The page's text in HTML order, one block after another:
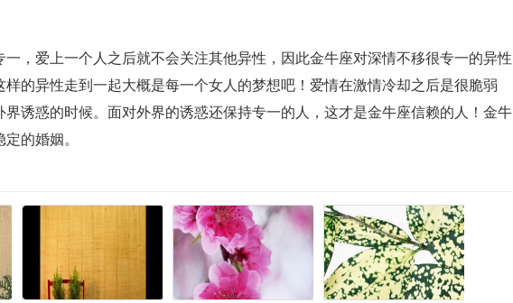
一，爱上一个人之后就不会关注其他异性，因此金牛座对深情不移很专一的异性
样的异性走到一起大概是每一个女人的梦想吧！爱情在激情冷却之后是很脆弱
界诱惑的时候。面对外界的诱惑还保持专一的人，这才是金牛座信赖的人！金牛
的婚姻。